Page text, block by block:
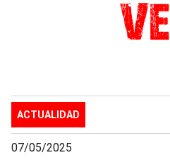
ACTUALIDAD
07/05/2025